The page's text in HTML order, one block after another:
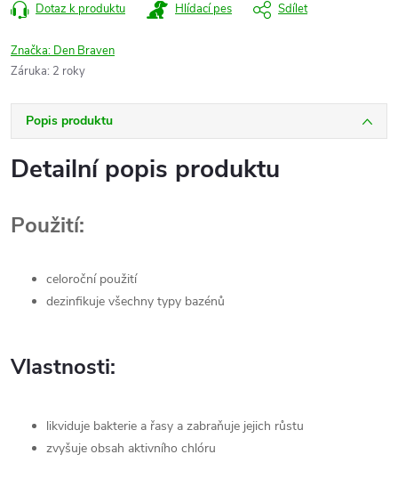
Dotaz k produktu Hlídací pes Sdílet
Značka: Den Braven
Záruka: 2 roky
Popis produktu
Detailní popis produktu
Použití:
celoroční použití
dezinfikuje všechny typy bazénů
Vlastnosti:
likviduje bakterie a řasy a zabraňuje jejich růstu
zvyšuje obsah aktivního chlóru